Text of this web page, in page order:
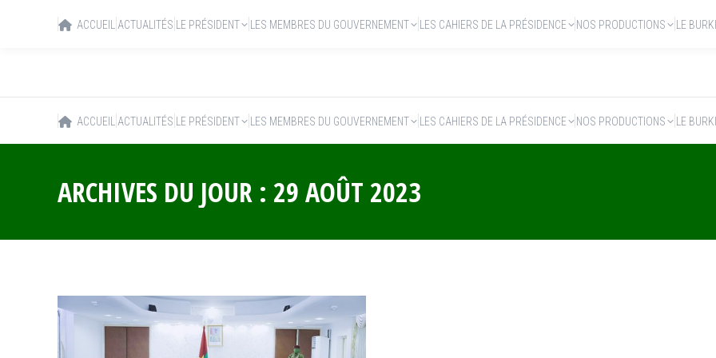
ACCUEIL ACTUALITÉS LE PRÉSIDENT LES MEMBRES DU GOUVERNEMENT LES CAHIERS DE LA PRÉSIDENCE NOS PRODUCTIONS LE
ARCHIVES DU JOUR : 29 AOÛT 2023
ACCUEIL ACTUALITÉS LE PRÉSIDENT LES MEMBRES DU GOUVERNEMENT LES CAHIERS DE LA PRÉSIDENCE NOS PRODUCTIONS LE